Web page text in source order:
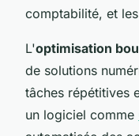
comptabilité, et
L'optimisation
de solutions
tâches répétitives
un logiciel comme